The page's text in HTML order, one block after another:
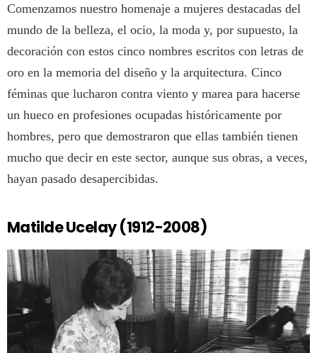
Comenzamos nuestro homenaje a mujeres destacadas del
mundo de la belleza, el ocio, la moda y, por supuesto, la
decoración con estos cinco nombres escritos con letras de
oro en la memoria del diseño y la arquitectura. Cinco
féminas que lucharon contra viento y marea para hacerse
un hueco en profesiones ocupadas históricamente por
hombres, pero que demostraron que ellas también tienen
mucho que decir en este sector, aunque sus obras, a veces,
hayan pasado desapercibidas.
Matilde Ucelay (1912-2008)